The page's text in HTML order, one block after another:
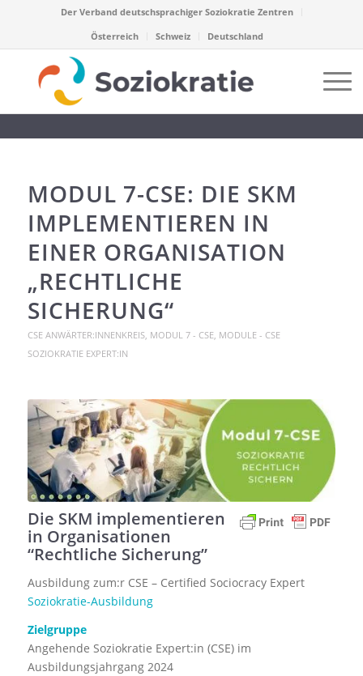
Der Verband deutschsprachiger Soziokratie Zentren
Österreich
Schweiz Deutschland
MODUL 7-CSE: DIE SKM
IMPLEMENTIEREN IN
EINER ORGANISATION
„RECHTLICHE
SICHERUNG“
CSE ANWÄRTER:INNENKREIS, MODUL 7 - CSE, MODULE - CSE
SOZIOKRATIE EXPERT:IN
Die SKM implementieren
in Organisationen
“Rechtliche Sicherung”
Ausbildung zum:r CSE – Certified Sociocracy Expert
Soziokratie-Ausbildung
Zielgruppe
Angehende Soziokratie Expert:in (CSE) im
Ausbildungsjahrgang 2024